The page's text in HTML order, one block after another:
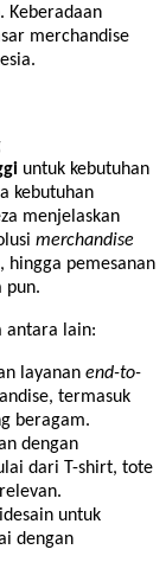
Keberadaan
merchandise
untuk kebutuhan
kebutuhan
menjelaskan
merchandise
pemesanan
pun.
antara lain:
layanan end-to-
termasuk
beragam.
dengan
dari T-shirt, tote
untuk
dengan